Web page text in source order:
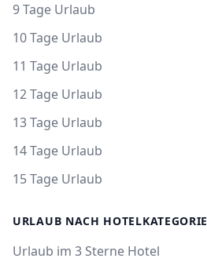
9 Tage Urlaub
10 Tage Urlaub
11 Tage Urlaub
12 Tage Urlaub
13 Tage Urlaub
14 Tage Urlaub
15 Tage Urlaub
URLAUB NACH HOTELKATEGORIE
Urlaub im 3 Sterne Hotel